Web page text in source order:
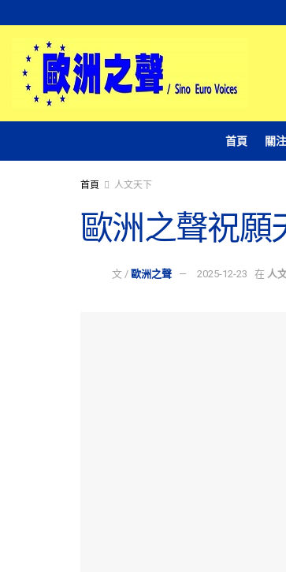
首頁 關
首頁 人文天下
歐洲之聲祝願
文 / 歐洲之聲 2025-12-23 在 人